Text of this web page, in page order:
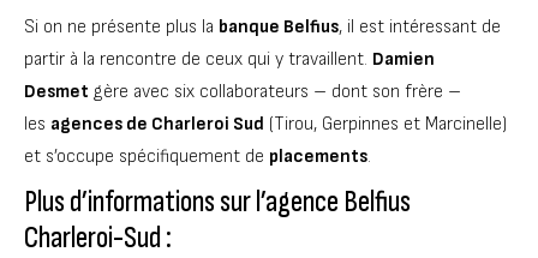
Si on ne présente plus la banque Belfius, il est intéressant de
partir à la rencontre de ceux qui y travaillent. Damien
Desmet gère avec six collaborateurs – dont son frère –
les agences de Charleroi Sud (Tirou, Gerpinnes et Marcinelle)
et s’occupe spécifiquement de placements.
Plus d’informations sur l’agence Belfius
Charleroi-Sud :